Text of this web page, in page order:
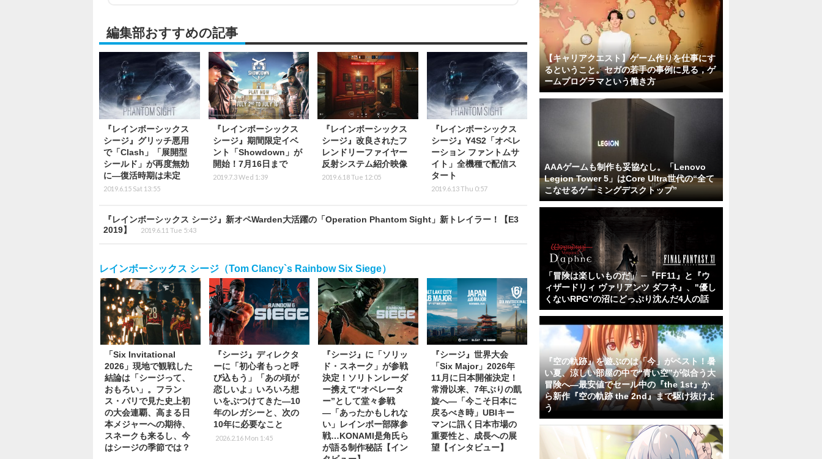
編集部おすすめの記事
『レインボーシックス
シージ』グリッチ悪用
で「Clash」「展開型
シールド」が再度無効
に―復活時期は未定
2019.6.15 Sat 13:55
『レインボーシックス
シージ』期間限定イベ
ント「Showdown」が
開始！7月16日まで
2019.7.3 Wed 1:39
『レインボーシックス
シージ』改良されたフ
レンドリーファイヤー
反射システム紹介映像
2019.6.18 Tue 12:05
『レインボーシックス
シージ』Y4S2「オペレ
ーション ファントムサ
イト」全機種で配信ス
タート
2019.6.13 Thu 0:57
『レインボーシックス シージ』新オペWarden大活躍の「Operation Phantom Sight」新トレイラー！【E3
2019】
2019.6.11 Tue 5:43
レインボーシックス シージ（Tom Clancy`s Rainbow Six Siege）
「Six Invitational
2026」現地で観戦した
結論は「シージって、
おもろい」。フラン
ス・パリで見た史上初
の大会連覇、高まる日
本メジャーへの期待、
スネークも来るし、今
はシージの季節では？
『シージ』ディレクタ
ーに「初心者もっと呼
び込もう」「あの頃が
恋しいよ」いろいろ想
いをぶつけてきた―10
年のレガシーと、次の
10年に必要なこと
2026.2.16 Mon 1:45
『シージ』に「ソリッ
ド・スネーク」が参戦
決定！ソリトンレーダ
ー携えて“オペレータ
ー”として堂々参戦
―「あったかもしれな
い」レインボー部隊参
戦…KONAMI是角氏ら
が語る制作秘話【イン
『シージ』世界大会
「Six Major」2026年
11月に日本開催決定！
常滑以来、7年ぶりの凱
旋へ―「今こそ日本に
戻るべき時」UBIキー
マンに訊く日本市場の
重要性と、成長への展
望【インタビュー】
【キャリアクエスト】ゲーム作りを仕事にす
るということ。セガの若手の事例に見る，ゲ
ームプログラマという働き方
AAAゲームも制作も妥協なし。「Lenovo
Legion Tower 5」はCore Ultra世代の“全て
こなせるゲーミングデスクトップ”
「冒険は楽しいものだ」 ─『FF11』と『ウ
ィザードリィ ヴァリアンツ ダフネ』、"優し
くないRPG"の沼にどっぷり沈んだ4人の話
『空の軌跡』を遊ぶのは「今」がベスト！暑
い夏、涼しい部屋の中で“青い空”が似合う大
冒険へ―最安値でセール中の『the 1st』か
ら新作『空の軌跡 the 2nd』まで駆け抜けよ
う